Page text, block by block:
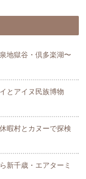
地獄谷・倶多楽湖〜
とアイヌ民族博物
暇村とカヌーで探検
新千歳・エアターミ